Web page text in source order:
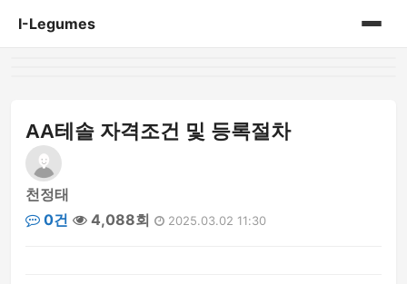
I-Legumes
AA테솔 자격조건 및 등록절차
천정태
0건
4,088회 2025.03.02 11:30